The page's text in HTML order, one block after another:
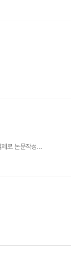
로 논문작성...